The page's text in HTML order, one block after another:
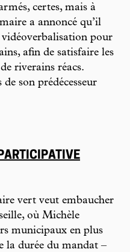
certes, mais à
a annoncé qu’il
pour
afin de satisfaire les
riverains réacs.
son prédécesseur
vert veut embaucher
où Michèle
municipaux en plus
la durée du mandat –